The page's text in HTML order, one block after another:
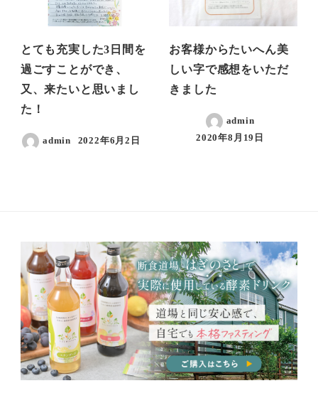
とても充実した3日間を
過ごすことができ、
又、来たいと思いまし
た！
admin 2022年6月2日
お客様からたいへん美
しい字で感想をいただ
きました
admin
2020年8月19日